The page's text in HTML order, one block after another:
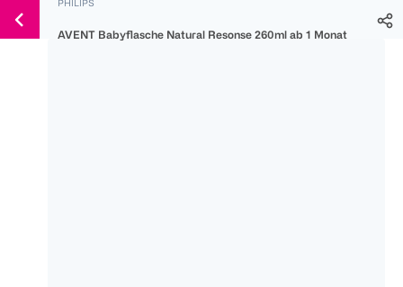
150 Ös
300 Ös
500 Ös
Weiter
zum
PHILIPS
AVENT Babyflasche Natural Resonse 260ml ab 1 Monat